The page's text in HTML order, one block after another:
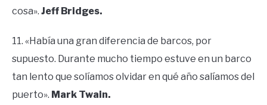
cosa». Jeff Bridges.
11. «Había una gran diferencia de barcos, por
supuesto. Durante mucho tiempo estuve en un barco
tan lento que solíamos olvidar en qué año salíamos del
puerto». Mark Twain.